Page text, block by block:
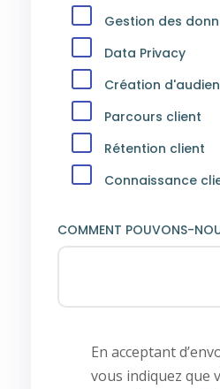
Gestion des
Data Privacy
Création
Parcours client
Rétention client
Connaissance
COMMENT POUVONS-
En acceptant
vous indiquez que